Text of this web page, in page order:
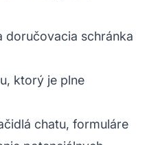
doručovacia schránka
ktorý je plne
chatu, formuláre